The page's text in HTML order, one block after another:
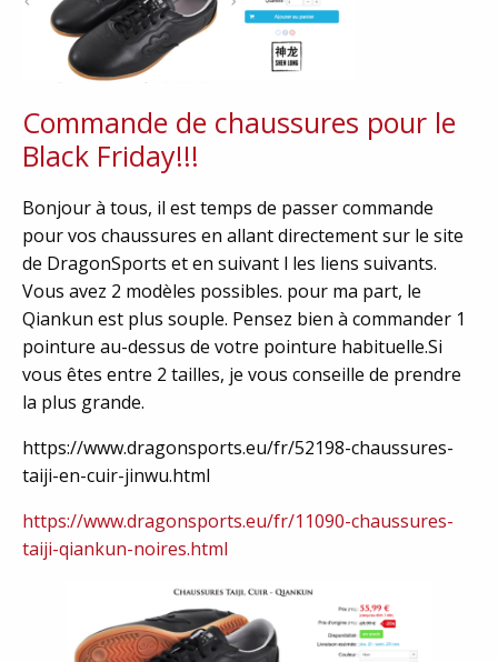
Commande de chaussures pour le
Black Friday!!!
Bonjour à tous, il est temps de passer commande
pour vos chaussures en allant directement sur le site
de DragonSports et en suivant l les liens suivants.
Vous avez 2 modèles possibles. pour ma part, le
Qiankun est plus souple. Pensez bien à commander 1
pointure au-dessus de votre pointure habituelle.Si
vous êtes entre 2 tailles, je vous conseille de prendre
la plus grande.
https://www.dragonsports.eu/fr/52198-chaussures-
taiji-en-cuir-jinwu.html
https://www.dragonsports.eu/fr/11090-chaussures-
taiji-qiankun-noires.html